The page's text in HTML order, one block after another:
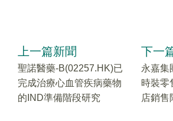
上一篇新聞
聖諾醫藥-B(02257.HK)已
完成治療心血管疾病藥物
的IND準備階段研究
下一
永嘉集
時裝零
店銷售